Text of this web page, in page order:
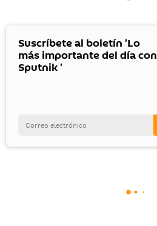
Suscríbete al boletín 'Lo
más importante del día con
Sputnik '